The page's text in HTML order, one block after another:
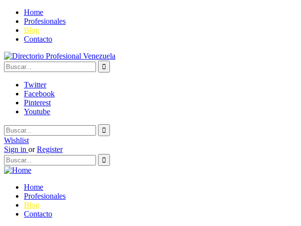
Home
Profesionales
Blog
Contacto
Twitter
Facebook
Pinterest
Youtube
Wishlist
Sign in or Register
Home
Profesionales
Blog
Contacto